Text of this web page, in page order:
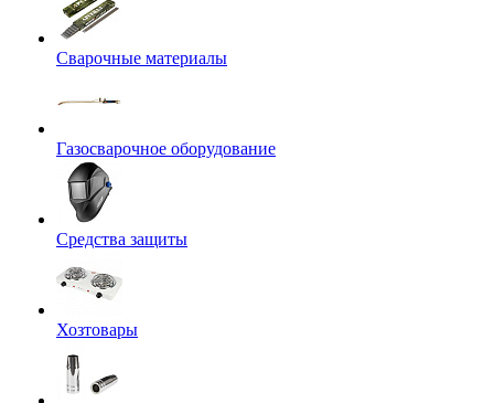
Сварочные материалы
Газосварочное оборудование
Средства защиты
Хозтовары